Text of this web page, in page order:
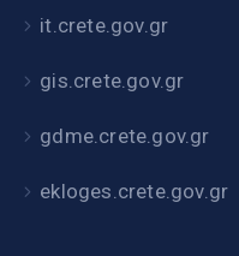
it.crete.gov.gr
gis.crete.gov.gr
gdme.crete.gov.gr
ekloges.crete.gov.gr